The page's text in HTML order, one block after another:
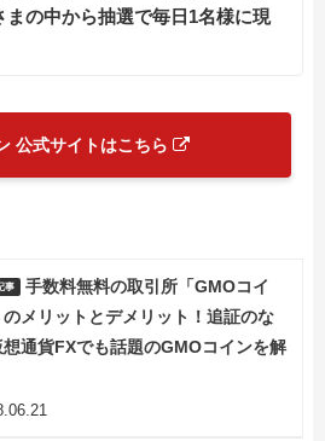
まの中から抽選で毎日1名様に現
公式サイトはこちら
手数料無料の取引所「GMOコイ
のメリットとデメリット！追証のな
想通貨FXでも話題のGMOコインを解